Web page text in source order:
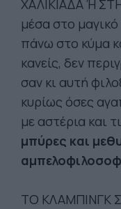
ΧΑΛΙΚΙΑΔΑ Ή
μέσα στο
πάνω στο κύμα
κανείς, δεν
σαν κι αυτή
κυρίως όσες
με αστέρια και
μπύρες και
ΤO ΚΛΑΜΠΙΝΓΚ